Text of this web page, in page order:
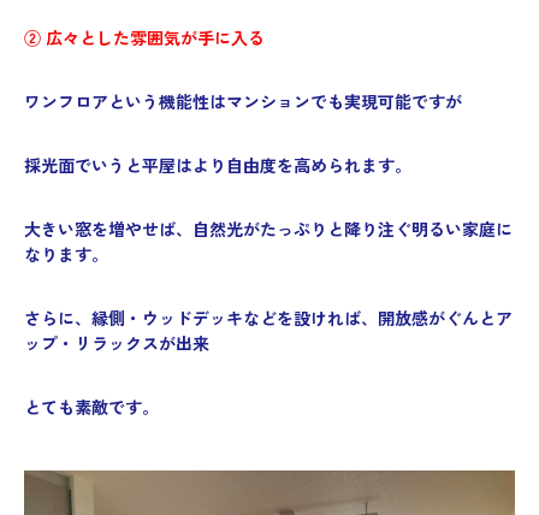
② 広々とした雰囲気が手に入る
ワンフロアという機能性はマンションでも実現可能ですが
採光面でいうと平屋はより自由度を高められます。
大きい窓を増やせば、自然光がたっぷりと降り注ぐ明るい家庭に
なります。
さらに、縁側・ウッドデッキなどを設ければ、開放感がぐんとア
ップ・リラックスが出来
とても素敵です。